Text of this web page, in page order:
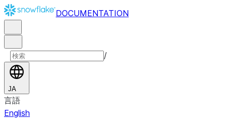
DOCUMENTATION
/
JA
言語
English